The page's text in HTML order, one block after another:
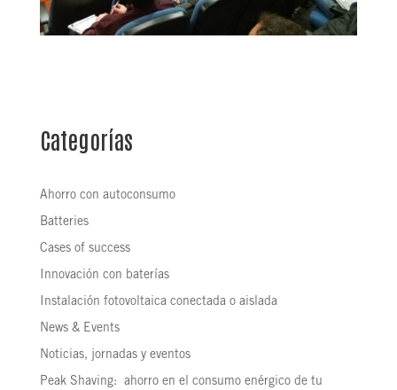
Categorías
Ahorro con autoconsumo
Batteries
Cases of success
Innovación con baterías
Instalación fotovoltaica conectada o aislada
News & Events
Noticias, jornadas y eventos
Peak Shaving: ahorro en el consumo enérgico de tu